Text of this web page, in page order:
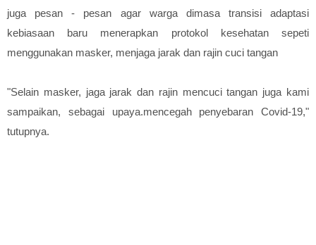
juga pesan - pesan agar warga dimasa transisi adaptasi
kebiasaan baru menerapkan protokol kesehatan sepeti
menggunakan masker, menjaga jarak dan rajin cuci tangan
"Selain masker, jaga jarak dan rajin mencuci tangan juga kami
sampaikan, sebagai upaya.mencegah penyebaran Covid-19,"
tutupnya.